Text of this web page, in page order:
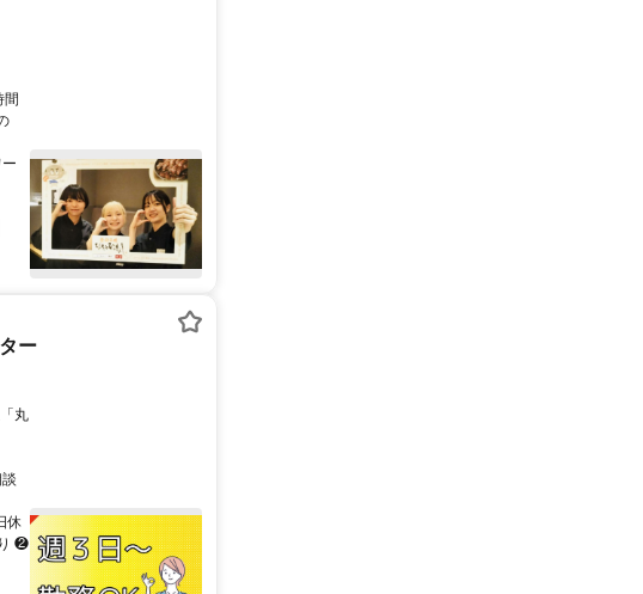
間
ー
丸
休
❷